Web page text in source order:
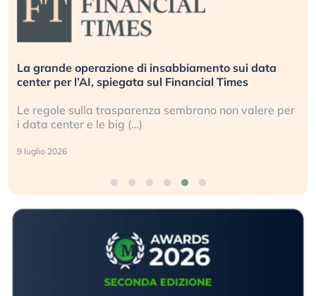
per
Bending Spoons non basta. Perché la
europea non riesce a scalare?
Perché gli americani e i cinesi ci stanno
ogni campo (…)